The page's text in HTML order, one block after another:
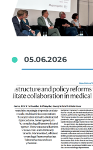
05.06.2026